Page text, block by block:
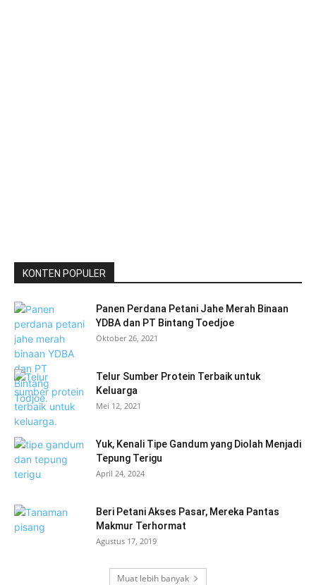
KONTEN POPULER
Panen Perdana Petani Jahe Merah Binaan
YDBA dan PT Bintang Toedjoe
Oktober 26, 2021
Telur Sumber Protein Terbaik untuk
Keluarga
Mei 12, 2021
Yuk, Kenali Tipe Gandum yang Diolah Menjadi
Tepung Terigu
April 24, 2024
Beri Petani Akses Pasar, Mereka Pantas
Makmur Terhormat
Agustus 17, 2019
Muat lebih banyak